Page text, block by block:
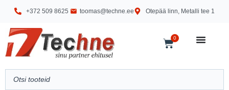
+372 509 8625 toomas@techne.ee Otepää linn, Metalli tee 1
0